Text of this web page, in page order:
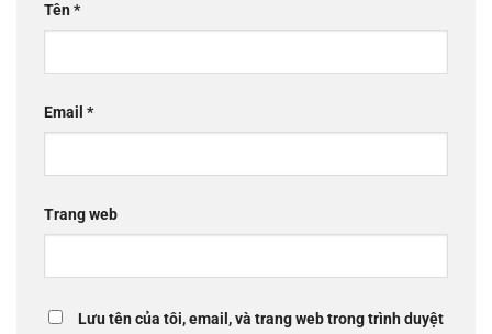
Tên*
Email *
Trang web
Lưu tên của tôi, email, và trang web trong trình duyệt